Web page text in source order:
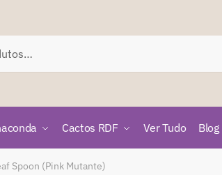
Cactos RDF Ver Tudo Blog
Spoon (Pink Mutante)